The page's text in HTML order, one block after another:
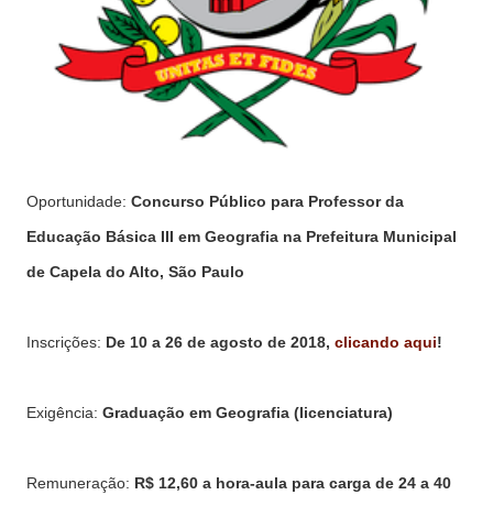
Oportunidade: Concurso Público para Professor da
Educação Básica III em Geografia na Prefeitura Municipal
de Capela do Alto, São Paulo
Inscrições: De 10 a 26 de agosto de 2018, clicando aqui!
Exigência: Graduação em Geografia (licenciatura)
Remuneração: R$ 12,60 a hora-aula para carga de 24 a 40